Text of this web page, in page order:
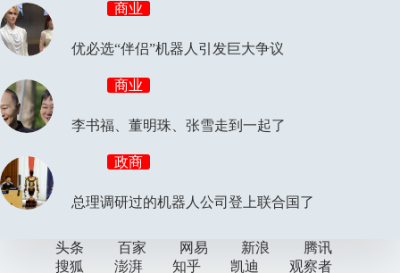
商业
优必选“伴侣”机器人引发巨大争议
商业
李书福、董明珠、张雪走到一起了
政商
总理调研过的机器人公司登上联合国了
头条 百家 网易 新浪
腾讯
搜狐
澎湃 知乎 凯迪 观察者